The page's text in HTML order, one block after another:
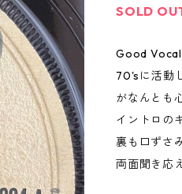
SOLD
Good
70'sに活動
がなんとも
イントロの
裏も口ずさ
両面聞き応